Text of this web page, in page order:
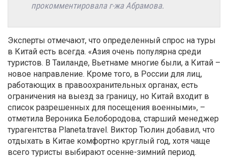
прокомментировала г-жа Абрамова.
Эксперты отмечают, что определенный спрос на туры
в Китай есть всегда. «Азия очень популярна среди
туристов. В Таиланде, Вьетнаме многие были, а Китай –
новое направление. Кроме того, в России для лиц,
работающих в правоохранительных органах, есть
ограничения на выезд за границу, но Китай входит в
список разрешенных для посещения военными», –
отметила Вероника Белобородова, старший менеджер
турагентства Planeta.travel. Виктор Тюлин добавил, что
отдыхать в Китае комфортно круглый год, хотя чаще
всего туристы выбирают осенне-зимний период.